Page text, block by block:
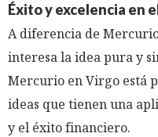
Éxito y excelencia en
A diferencia de
interesa la idea pura y
Mercurio en Virgo está
ideas que tienen una
y el éxito financiero.